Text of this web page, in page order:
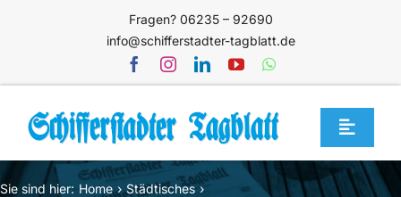
Fragen? 06235 – 92690
info@schifferstadter-tagblatt.de
Toggle
Home
Sie sind hier: Home
Städtisches